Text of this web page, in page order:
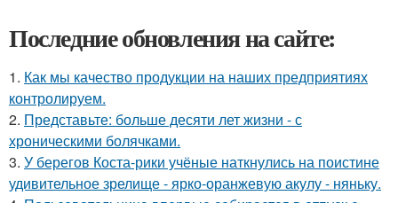
Последние обновления на сайте:
1. Как мы качество продукции на наших предприятиях
контролируем.
2. Представьте: больше десяти лет жизни - с
хроническими болячками.
3. У берегов Коста-рики учёные наткнулись на поистине
удивительное зрелище - ярко-оранжевую акулу - няньку.